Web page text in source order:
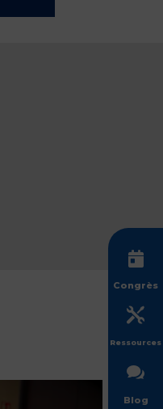

Congrès

Ressources

Blog